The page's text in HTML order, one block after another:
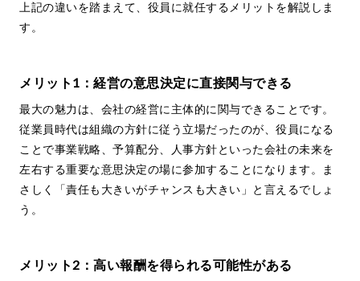
上記の違いを踏まえて、役員に就任するメリットを解説しま
す。
メリット1：経営の意思決定に直接関与できる
最大の魅力は、会社の経営に主体的に関与できることです。
従業員時代は組織の方針に従う立場だったのが、役員になる
ことで事業戦略、予算配分、人事方針といった会社の未来を
左右する重要な意思決定の場に参加することになります。ま
さしく「責任も大きいがチャンスも大きい」と言えるでしょ
う。
メリット2：高い報酬を得られる可能性がある